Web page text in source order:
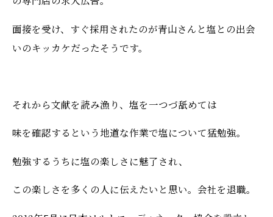
面接を受け、すぐ採用されたのが青山さんと塩との出会
いのキッカケだったそうです。
それから文献を読み漁り、塩を一つづ舐めては
味を確認するという地道な作業で塩について猛勉強。
勉強するうちに塩の楽しさに魅了され、
この楽しさを多くの人に伝えたいと思い。会社を退職。